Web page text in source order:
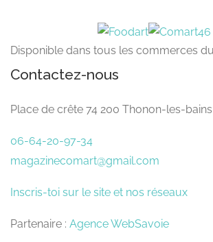
Disponible dans tous les commerces
Contactez-nous
Place de crête 74 200 Thonon-les-bains
06-64-20-97-34
magazinecomart@gmail.com
Inscris-toi sur le site et nos réseaux
Partenaire : Agence WebSavoie